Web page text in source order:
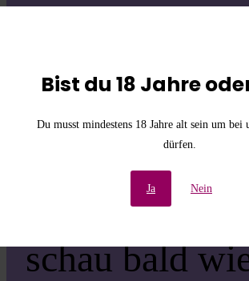
Bist du 18 Jahre
Du musst mindestens 18 Jahre alt sein um bei
dürfen.
Ja Nein
die
Wir arbeiten
großartigen
schau bald